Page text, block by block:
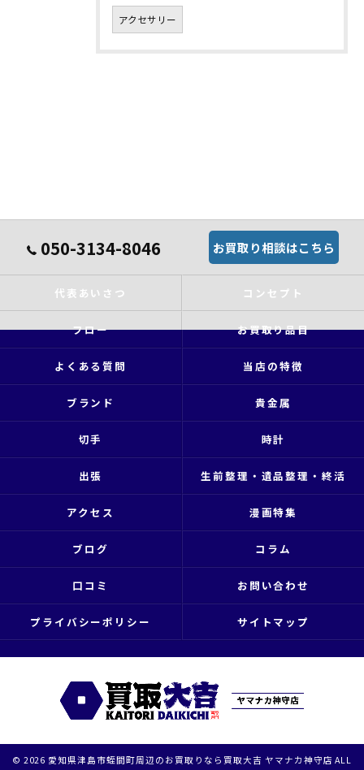
アクセサリー
050-3134-8046 お買取り相談はこちら
代表あいさつ コンセプト
フロー お買取り品目
よくある質問 当店の特徴
ブランド 貴金属
切手 時計
出張 生前整理・遺品整理・終活
アクセス 漫画特集
ブログ コラム
口コミ お問い合わせ
プライバシーポリシー サイトマップ
© 2026 愛知県津島市蛭間町周辺のお買取りなら買取大吉 ヤマナカ神守店 ALL